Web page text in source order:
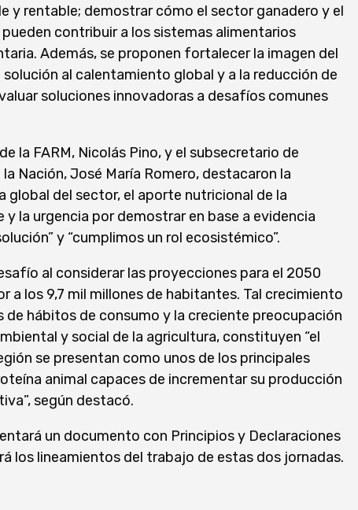
y rentable; demostrar cómo el sector ganadero y el
contribuir a los sistemas alimentarios
Además, se proponen fortalecer la imagen del
al calentamiento global y a la reducción de
soluciones innovadoras a desafíos comunes
la FARM, Nicolás Pino, y el subsecretario de
Nación, José María Romero, destacaron la
global del sector, el aporte nutricional de la
y la urgencia por demostrar en base a evidencia
y “cumplimos un rol ecosistémico”.
al considerar las proyecciones para el 2050
a los 9,7 mil millones de habitantes. Tal crecimiento
hábitos de consumo y la creciente preocupación
y social de la agricultura, constituyen “el
se presentan como unos de los principales
animal capaces de incrementar su producción
según destacó.
un documento con Principios y Declaraciones
los lineamientos del trabajo de estas dos jornadas.